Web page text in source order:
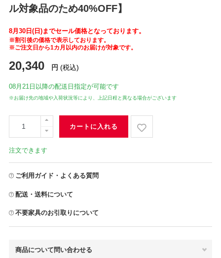
ル対象品のため40%OFF】
8月30日(日)までセール価格となっております。
※割引後の価格で表示しております。
※ご注文日から1カ月以内のお届けが対象です。
20,340 円 (税込)
08月21日 以降の配送日指定が可能です
※お届け先の地域や入荷状況等により、上記日程と異なる場合がございます
カートに入れる
注文できます
ご利用ガイド・よくある質問
配送・送料について
不要家具のお引取りについて
商品について問い合わせる